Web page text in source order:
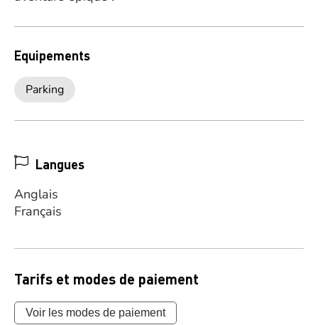
Equipements
Parking
Langues
Anglais
Français
Tarifs et modes de paiement
Voir les modes de paiement